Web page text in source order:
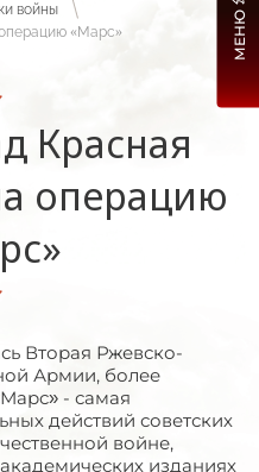
войны
«Марс»
Красная
операцию
Вторая Ржевско-
Армии, более
- самая
действий советских
войне,
изданиях
МЕНЮ